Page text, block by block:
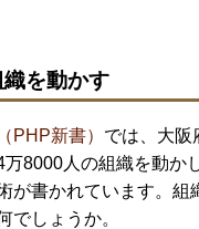
織を動かす
PHP新書） では、大阪
8000人の組織を動か
が書かれています。組
でしょうか。